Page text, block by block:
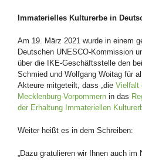
Immaterielles Kulturerbe in
Am 19. März 2021 wurde in einem
Deutschen UNESCO-Kommission
über die IKE-Geschäftsstelle den
Schmied und Wolfgang Woitag für
Akteure mitgeteilt, dass „die Vielfalt
Mecklenburg-Vorpommern in das
der Erhaltung Immateriellen
Weiter heißt es in dem Schreiben:
„Dazu gratulieren wir Ihnen auch